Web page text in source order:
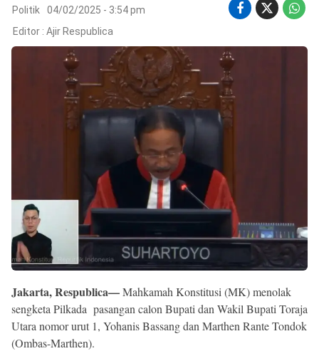
©
Copyright
2026
Respublica
.
Politik
04/02/2025 - 3:54 pm
Editor : Ajir Respublica
Jakarta, Respublica—Mahkamah Konstitusi (MK) menolak
sengketa Pilkada pasangan calon Bupati dan Wakil Bupati Toraja
Utara nomor urut 1, Yohanis Bassang dan Marthen Rante Tondok
(Ombas-Marthen).